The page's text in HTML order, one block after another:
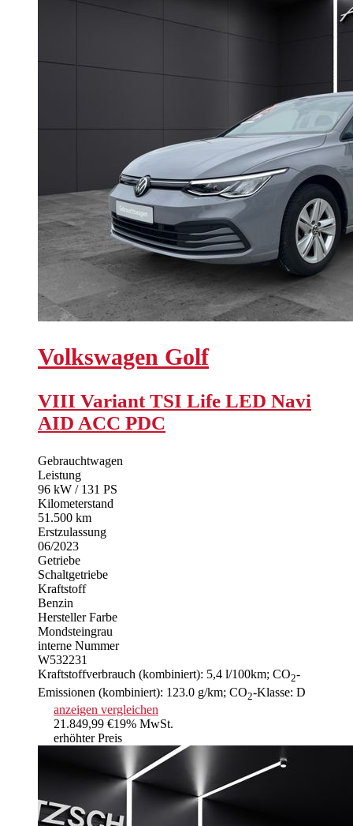
Volkswagen Golf
VIII Variant TSI Life LED Navi
AID ACC PDC
Gebrauchtwagen
Leistung
96 kW / 131 PS
Kilometerstand
51.500 km
Erstzulassung
06/2023
Getriebe
Schaltgetriebe
Kraftstoff
Benzin
Hersteller Farbe
Mondsteingrau
interne Nummer
W532231
Kraftstoffverbrauch (kombiniert): 5,4 l/100km; CO2-
Emissionen (kombiniert): 123.0 g/km; CO2-Klasse: D
anzeigen vergleichen
21.849,99 €19% MwSt.
erhöhter Preis